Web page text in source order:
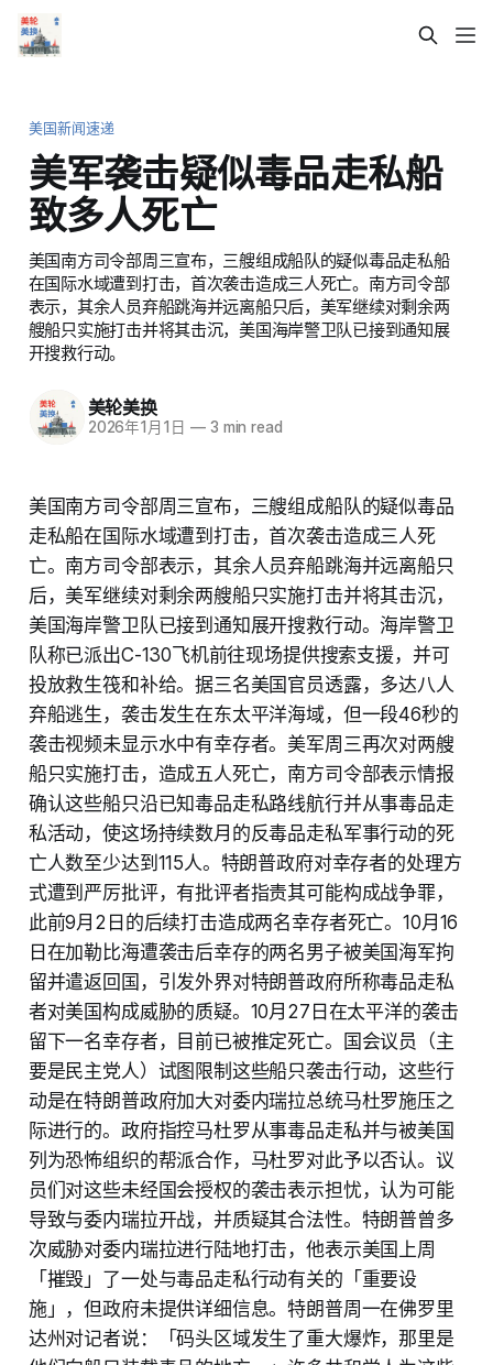
美国新闻速递
美军袭击疑似毒品走私船
致多人死亡
美国南方司令部周三宣布，三艘组成船队的疑似毒品走私船
在国际水域遭到打击，首次袭击造成三人死亡。南方司令部
表示，其余人员弃船跳海并远离船只后，美军继续对剩余两
艘船只实施打击并将其击沉，美国海岸警卫队已接到通知展
开搜救行动。
美轮美换
2026年1月1日 —3 min read
美国南方司令部周三宣布，三艘组成船队的疑似毒品
走私船在国际水域遭到打击，首次袭击造成三人死
亡。南方司令部表示，其余人员弃船跳海并远离船只
后，美军继续对剩余两艘船只实施打击并将其击沉，
美国海岸警卫队已接到通知展开搜救行动。海岸警卫
队称已派出C-130飞机前往现场提供搜索支援，并可
投放救生筏和补给。据三名美国官员透露，多达八人
弃船逃生，袭击发生在东太平洋海域，但一段46秒的
袭击视频未显示水中有幸存者。美军周三再次对两艘
船只实施打击，造成五人死亡，南方司令部表示情报
确认这些船只沿已知毒品走私路线航行并从事毒品走
私活动，使这场持续数月的反毒品走私军事行动的死
亡人数至少达到115人。特朗普政府对幸存者的处理方
式遭到严厉批评，有批评者指责其可能构成战争罪，
此前9月2日的后续打击造成两名幸存者死亡。10月16
日在加勒比海遭袭击后幸存的两名男子被美国海军拘
留并遣返回国，引发外界对特朗普政府所称毒品走私
者对美国构成威胁的质疑。10月27日在太平洋的袭击
留下一名幸存者，目前已被推定死亡。国会议员（主
要是民主党人）试图限制这些船只袭击行动，这些行
动是在特朗普政府加大对委内瑞拉总统马杜罗施压之
际进行的。政府指控马杜罗从事毒品走私并与被美国
列为恐怖组织的帮派合作，马杜罗对此予以否认。议
员们对这些未经国会授权的袭击表示担忧，认为可能
导致与委内瑞拉开战，并质疑其合法性。特朗普曾多
次威胁对委内瑞拉进行陆地打击，他表示美国上周
「摧毁」了一处与毒品走私行动有关的「重要设
施」，但政府未提供详细信息。特朗普周一在佛罗里
达州对记者说：「码头区域发生了重大爆炸，那里是